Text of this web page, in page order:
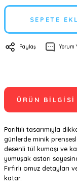
SEPETE
Paylaş Yorum
ÜRÜN BILGISI
Parıltılı tasarımıyla
günlerde minik
desenli tül kumaşı ve
yumuşak astarı
Fırfırlı omuz detayları
katar.